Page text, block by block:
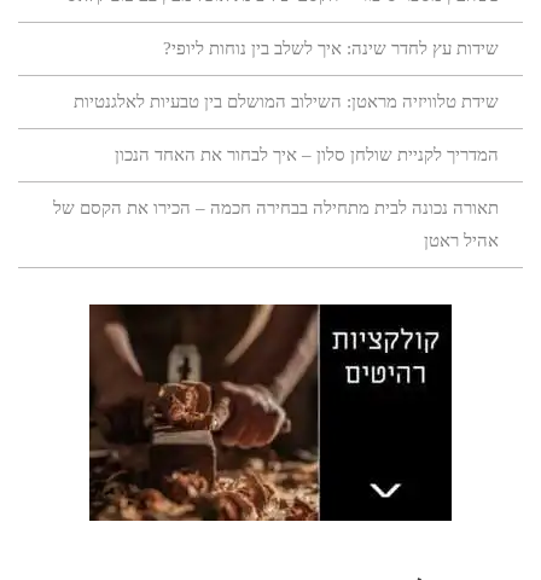
שידות עץ לחדר שינה: איך לשלב בין נוחות ליופי?
שידת טלוויזיה מראטן: השילוב המושלם בין טבעיות לאלגנטיות
המדריך לקניית שולחן סלון – איך לבחור את האחד הנכון
תאורה נכונה לבית מתחילה בבחירה חכמה – הכירו את הקסם של
אהיל ראטן